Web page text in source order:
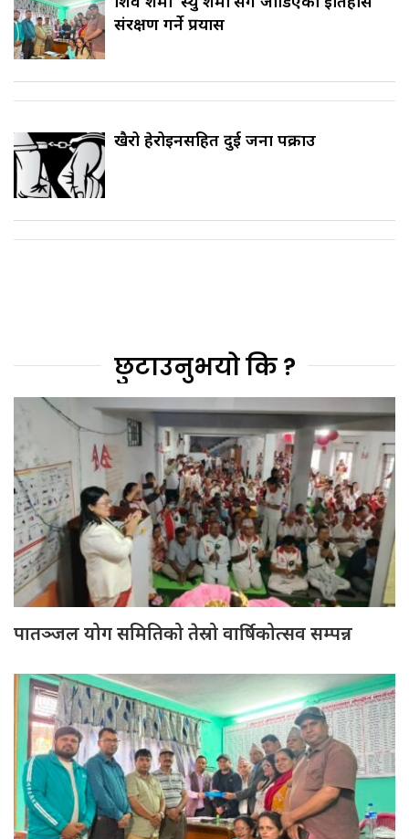
संरक्षण गर्ने प्रयास
खैरो हेरोइनसहित दुई जना पक्राउ
छुटाउनुभयो कि ?
पातञ्जल योग समितिको तेस्रो वार्षिकोत्सव सम्पन्न